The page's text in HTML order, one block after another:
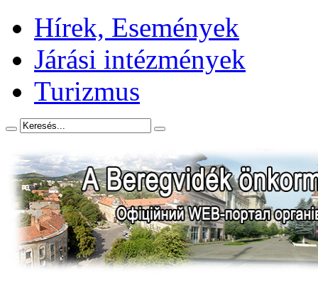
Hírek, Események
Járási intézmények
Turizmus